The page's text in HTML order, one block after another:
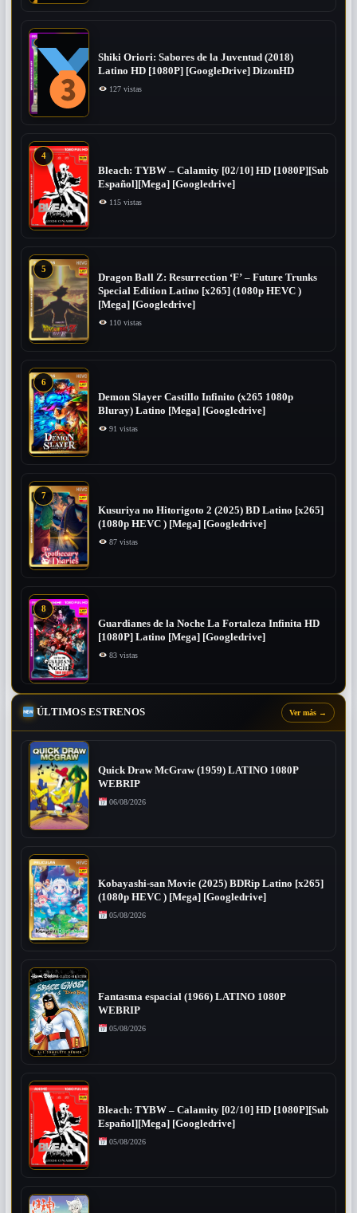
Shiki Oriori: Sabores de la Juventud (2018)
Latino HD [1080P] [GoogleDrive] DizonHD
127 vistas
4
Bleach: TYBW – Calamity [02/10] HD [1080P][Sub
Español][Mega] [Googledrive]
115 vistas
5
Dragon Ball Z: Resurrection ‘F’ – Future Trunks
Special Edition Latino [x265] (1080p HEVC )
[Mega] [Googledrive]
110 vistas
6
Demon Slayer Castillo Infinito (x265 1080p
Bluray) Latino [Mega] [Googledrive]
91 vistas
7
Kusuriya no Hitorigoto 2 (2025) BD Latino [x265]
(1080p HEVC ) [Mega] [Googledrive]
87 vistas
8
Guardianes de la Noche La Fortaleza Infinita HD
[1080P] Latino [Mega] [Googledrive]
83 vistas
ÚLTIMOS ESTRENOS Ver más →
Quick Draw McGraw (1959) LATINO 1080P
WEBRIP
06/08/2026
Kobayashi-san Movie (2025) BDRip Latino [x265]
(1080p HEVC ) [Mega] [Googledrive]
05/08/2026
Fantasma espacial (1966) LATINO 1080P
WEBRIP
05/08/2026
Bleach: TYBW – Calamity [02/10] HD [1080P][Sub
Español][Mega] [Googledrive]
05/08/2026